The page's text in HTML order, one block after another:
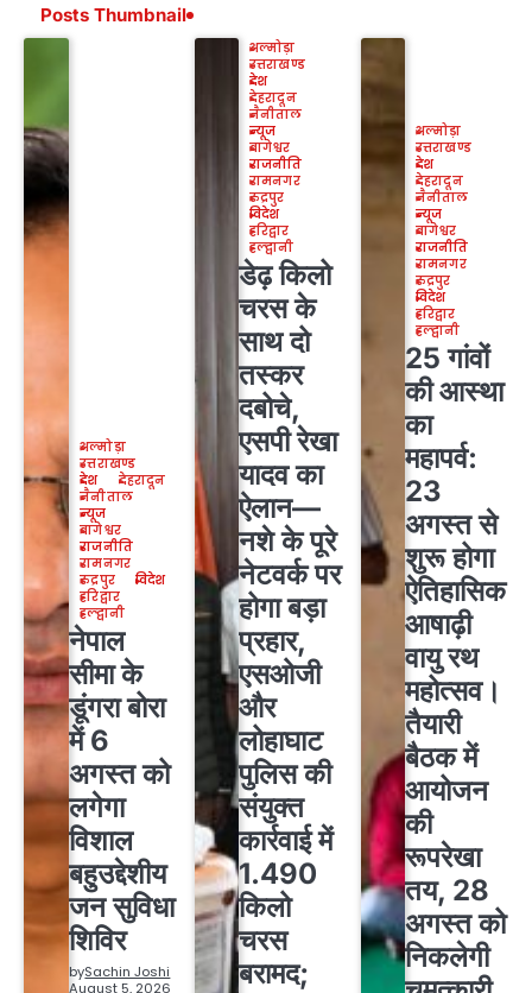
Posts Thumbnail
अल्मोड़ा
उत्तराखण्ड
देश
देहरादून
नैनीताल
न्यूज
बागेश्वर
राजनीति
रामनगर
रुद्रपुर
विदेश
हरिद्वार
हल्द्वानी
नेपाल
सीमा के
डूंगरा बोरा
में 6
अगस्त को
लगेगा
विशाल
बहुउद्देशीय
जन सुविधा
शिविर
bySachin Joshi
August 5, 2026
अल्मोड़ा
उत्तराखण्ड
देश
देहरादून
नैनीताल
न्यूज
बागेश्वर
राजनीति
रामनगर
रुद्रपुर
विदेश
हरिद्वार
हल्द्वानी
डेढ़ किलो
चरस के
साथ दो
तस्कर
दबोचे,
एसपी रेखा
यादव का
ऐलान—
नशे के पूरे
नेटवर्क पर
होगा बड़ा
प्रहार,
एसओजी
और
लोहाघाट
पुलिस की
संयुक्त
कार्रवाई में
1.490
किलो
चरस
बरामद;
अल्मोड़ा
उत्तराखण्ड
देश
देहरादून
नैनीताल
न्यूज
बागेश्वर
राजनीति
रामनगर
रुद्रपुर
विदेश
हरिद्वार
हल्द्वानी
25 गांवों
की आस्था
का
महापर्व:
23
अगस्त से
शुरू होगा
ऐतिहासिक
आषाढ़ी
वायु रथ
महोत्सव।
तैयारी
बैठक में
आयोजन
की
रूपरेखा
तय, 28
अगस्त को
निकलेगी